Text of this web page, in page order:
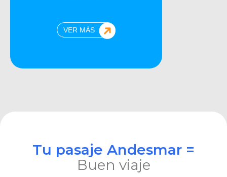
VER MÁS
Tu pasaje Andesmar =
Buen viaje